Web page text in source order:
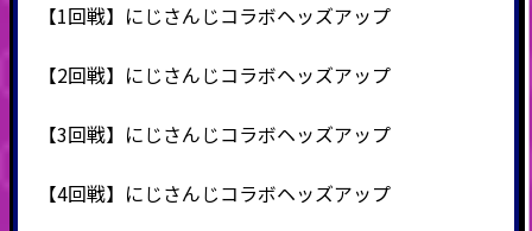
【1回戦】 にじさんじコラボヘッズアップ
【2回戦】 にじさんじコラボヘッズアップ
【3回戦】 にじさんじコラボヘッズアップ
【4回戦】 にじさんじコラボヘッズアップ